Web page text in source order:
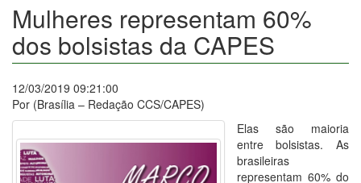
Mulheres representam 60%
dos bolsistas da CAPES
12/03/2019 09:21:00
Por (Brasília – Redação CCS/CAPES)
Elas são maioria
entre bolsistas. As
brasileiras
representam 60% do